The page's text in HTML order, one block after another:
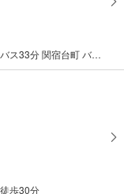
東武日光線 「幸手」駅 バス33分 関宿台町 バス停下車 徒歩14分
歩30分